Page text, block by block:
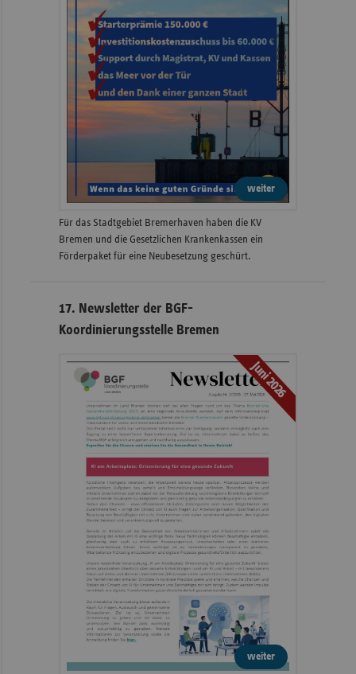
weiter
Für das Stadtgebiet Bremerhaven haben die KV
Bremen und die Gesetzlichen Krankenkassen ein
Förderpaket für eine Neubesetzung geschürt.
17. Newsletter der BGF-
Koordinierungsstelle Bremen
Juni 2026
weiter